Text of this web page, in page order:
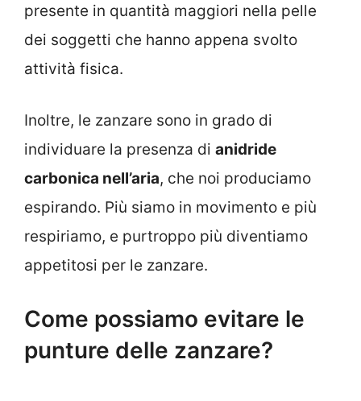
presente in quantità maggiori nella pelle
dei soggetti che hanno appena svolto
attività fisica.
Inoltre, le zanzare sono in grado di
individuare la presenza di anidride
carbonica nell’aria, che noi produciamo
espirando. Più siamo in movimento e più
respiriamo, e purtroppo più diventiamo
appetitosi per le zanzare.
Come possiamo evitare le
punture delle zanzare?